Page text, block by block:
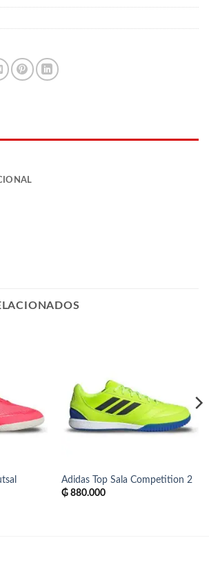
Adidas Top Sala Competition 2
₲880.000